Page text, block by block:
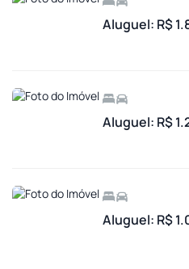
Aluguel: R$
Aluguel: R$
Aluguel: R$